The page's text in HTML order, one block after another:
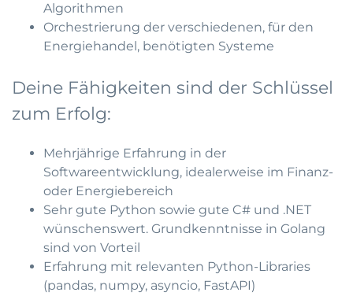
Algorithmen
Orchestrierung der verschiedenen, für den
Energiehandel, benötigten Systeme
Deine Fähigkeiten sind der Schlüssel
zum Erfolg:
Mehrjährige Erfahrung in der
Softwareentwicklung, idealerweise im Finanz-
oder Energiebereich
Sehr gute Python sowie gute C# und .NET
wünschenswert. Grundkenntnisse in Golang
sind von Vorteil
Erfahrung mit relevanten Python-Libraries
(pandas, numpy, asyncio, FastAPI)